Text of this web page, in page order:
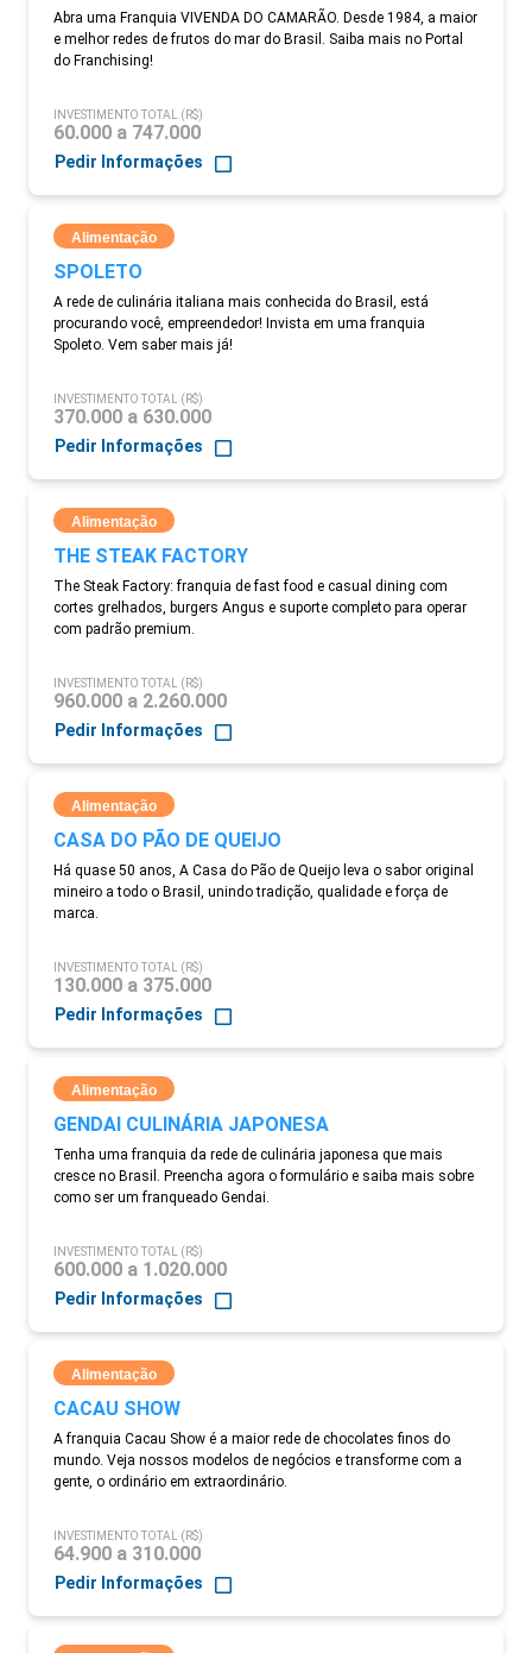
Abra uma Franquia VIVENDA DO CAMARÃO. Desde 1984, a maior
e melhor redes de frutos do mar do Brasil. Saiba mais no Portal
do Franchising!
INVESTIMENTO TOTAL (R$)
60.000 a 747.000
Pedir Informações
Alimentação
SPOLETO
A rede de culinária italiana mais conhecida do Brasil, está
procurando você, empreendedor! Invista em uma franquia
Spoleto. Vem saber mais já!
INVESTIMENTO TOTAL (R$)
370.000 a 630.000
Pedir Informações
Alimentação
THE STEAK FACTORY
The Steak Factory: franquia de fast food e casual dining com
cortes grelhados, burgers Angus e suporte completo para operar
com padrão premium.
INVESTIMENTO TOTAL (R$)
960.000 a 2.260.000
Pedir Informações
Alimentação
CASA DO PÃO DE QUEIJO
Há quase 50 anos, A Casa do Pão de Queijo leva o sabor original
mineiro a todo o Brasil, unindo tradição, qualidade e força de
marca.
INVESTIMENTO TOTAL (R$)
130.000 a 375.000
Pedir Informações
Alimentação
GENDAI CULINÁRIA JAPONESA
Tenha uma franquia da rede de culinária japonesa que mais
cresce no Brasil. Preencha agora o formulário e saiba mais sobre
como ser um franqueado Gendai.
INVESTIMENTO TOTAL (R$)
600.000 a 1.020.000
Pedir Informações
Alimentação
CACAU SHOW
A franquia Cacau Show é a maior rede de chocolates finos do
mundo. Veja nossos modelos de negócios e transforme com a
gente, o ordinário em extraordinário.
INVESTIMENTO TOTAL (R$)
64.900 a 310.000
Pedir Informações